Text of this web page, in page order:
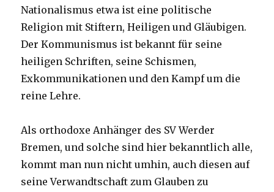
Nationalismus etwa ist eine politische
Religion mit Stiftern, Heiligen und Gläubigen.
Der Kommunismus ist bekannt für seine
heiligen Schriften, seine Schismen,
Exkommunikationen und den Kampf um die
reine Lehre.
Als orthodoxe Anhänger des SV Werder
Bremen, und solche sind hier bekanntlich alle,
kommt man nun nicht umhin, auch diesen auf
seine Verwandtschaft zum Glauben zu